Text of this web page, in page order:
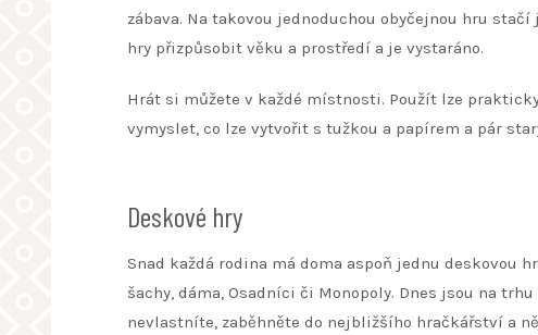
zábava. Na takovou jednoduchou obyčejnou hru
hry přizpůsobit věku a prostředí a je vystaráno.
Hrát si můžete v každé místnosti. Použít lze
vymyslet, co lze vytvořit s tužkou a papírem a pár
Deskové hry
Snad každá rodina má doma aspoň jednu deskovou
šachy, dáma, Osadníci či Monopoly. Dnes jsou na
nevlastníte, zaběhněte do nejbližšího hračkářství a